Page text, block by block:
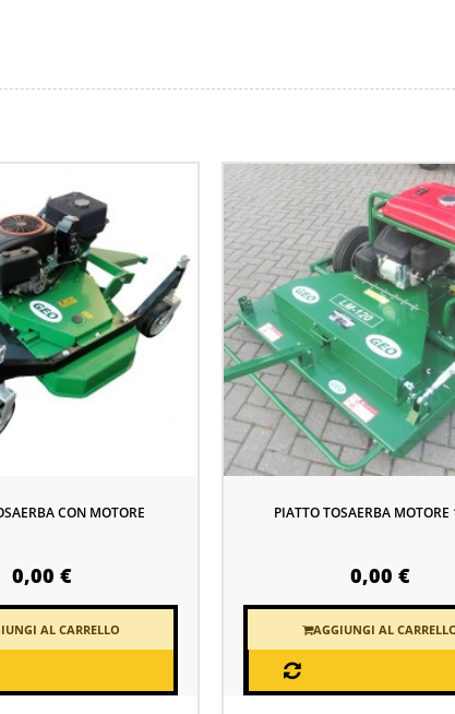
CON MOTORE
0,00 €
AL CARRELLO
PIATTO TOSAERBA MOTORE
0,00 €
AGGIUNGI AL